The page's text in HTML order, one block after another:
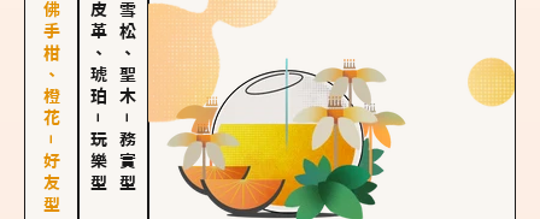
佛手柑、橙花－好友型 皮革、琥珀
－
玩樂型
雪松、聖木
－
務實型